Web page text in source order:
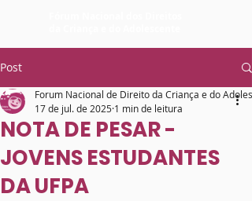
Post
NOTA DE PESAR -
JOVENS ESTUDANTES
DA UFPA
Forum Nacional de Direito da Criança e do
17 de jul. de 2025 1 min de leitura